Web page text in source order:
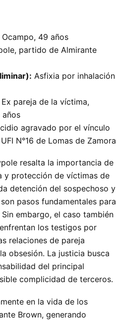
Ocampo, 49 años
partido de Almirante
Asfixia por inhalación
Ex pareja de la víctima,
agravado por el vínculo
UFI N°16 de Lomas de Zamora
resalta la importancia de
y protección de víctimas de
detención del sospechoso y
pasos fundamentales para
embargo, el caso también
los testigos por
relaciones de pareja
obsesión. La justicia busca
del principal
complicidad de terceros.
en la vida de los
Brown, generando